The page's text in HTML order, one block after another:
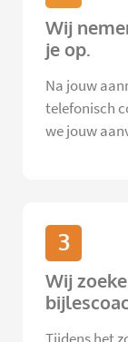
Wij
je op.
Na jouw
telefonisch
we jouw
3
Wij